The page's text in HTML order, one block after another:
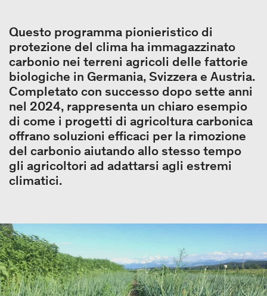
Questo programma pionieristico di
protezione del clima ha immagazzinato
carbonio nei terreni agricoli delle fattorie
biologiche in Germania, Svizzera e Austria.
Completato con successo dopo sette anni
nel 2024, rappresenta un chiaro esempio
di come i progetti di agricoltura carbonica
offrano soluzioni efficaci per la rimozione
del carbonio aiutando allo stesso tempo
gli agricoltori ad adattarsi agli estremi
climatici.